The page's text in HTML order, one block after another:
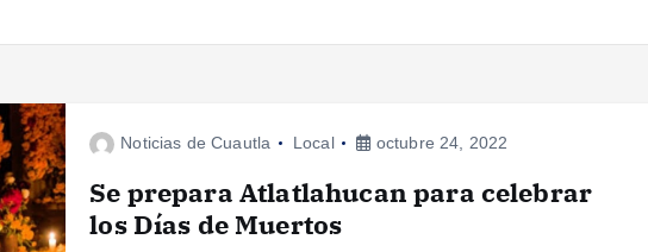
Noticias de Cuautla Local octubre 24, 2022
Se prepara Atlatlahucan para celebrar
los Días de Muertos